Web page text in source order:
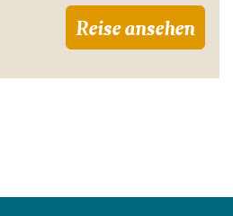
Reise ansehen